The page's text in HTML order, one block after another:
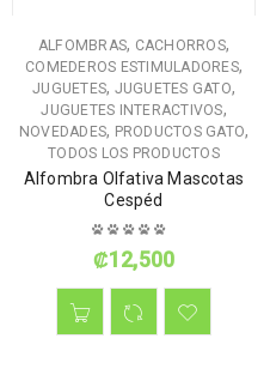
ALFOMBRAS, CACHORROS,
COMEDEROS ESTIMULADORES,
JUGUETES, JUGUETES GATO,
JUGUETES INTERACTIVOS,
NOVEDADES, PRODUCTOS GATO,
TODOS LOS PRODUCTOS
Alfombra Olfativa Mascotas
Cespéd
₡12,500